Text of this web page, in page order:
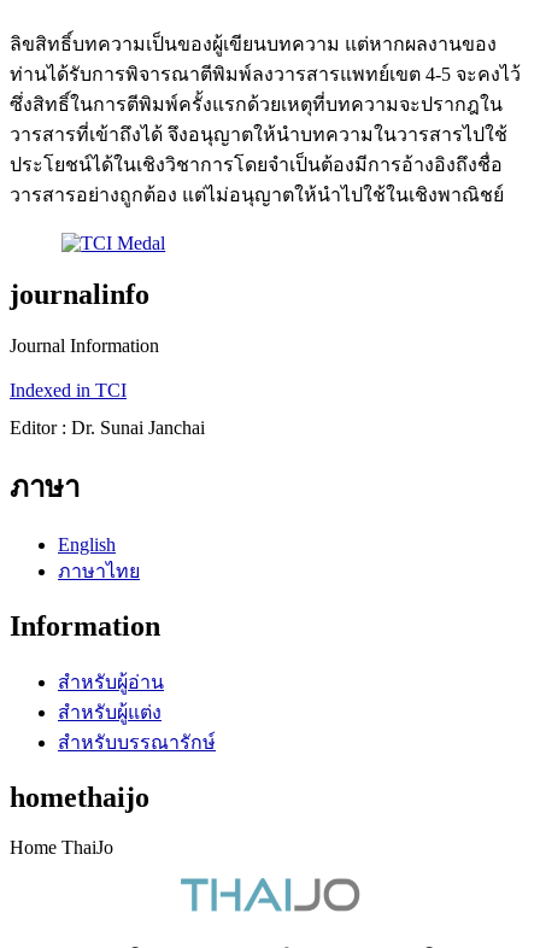
ลิขสิทธิ์บทความเป็นของผู้เขียนบทความ แต่หากผลงานของ
ท่านได้รับการพิจารณาตีพิมพ์ลงวารสารแพทย์เขต 4-5 จะคงไว้
ซึ่งสิทธิ์ในการตีพิมพ์ครั้งแรกด้วยเหตุที่บทความจะปรากฎใน
วารสารที่เข้าถึงได้ จึงอนุญาตให้นำบทความในวารสารไปใช้
ประโยชน์ได้ในเชิงวิชาการโดยจำเป็นต้องมีการอ้างอิงถึงชื่อ
วารสารอย่างถูกต้อง แต่ไม่อนุญาตให้นำไปใช้ในเชิงพาณิชย์
journalinfo
Journal Information
Indexed in TCI
Editor : Dr. Sunai Janchai
ภาษา
English
ภาษาไทย
Information
สำหรับผู้อ่าน
สำหรับผู้แต่ง
สำหรับบรรณารักษ์
homethaijo
Home ThaiJo